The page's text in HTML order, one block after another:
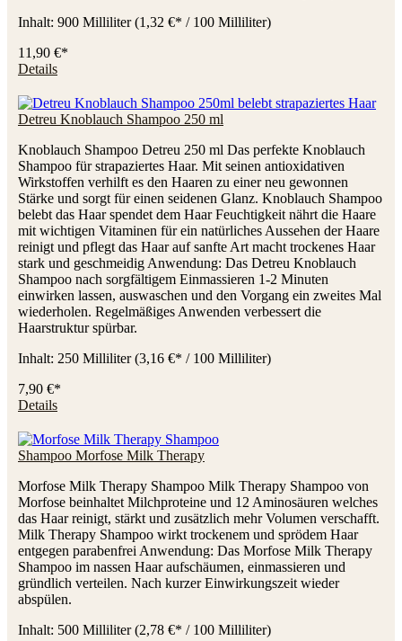
Inhalt: 900 Milliliter(1,32 €* / 100 Milliliter)
11,90 €*
Details
Detreu Knoblauch Shampoo 250 ml
Knoblauch Shampoo Detreu 250 ml Das perfekte Knoblauch
Shampoo für strapaziertes Haar. Mit seinen antioxidativen
Wirkstoffen verhilft es den Haaren zu einer neu gewonnen
Stärke und sorgt für einen seidenen Glanz. Knoblauch Shampoo
belebt das Haar spendet dem Haar Feuchtigkeit nährt die Haare
mit wichtigen Vitaminen für ein natürliches Aussehen der Haare
reinigt und pflegt das Haar auf sanfte Art macht trockenes Haar
stark und geschmeidig Anwendung: Das Detreu Knoblauch
Shampoo nach sorgfältigem Einmassieren 1-2 Minuten
einwirken lassen, auswaschen und den Vorgang ein zweites Mal
wiederholen. Regelmäßiges Anwenden verbessert die
Haarstruktur spürbar.
Inhalt: 250 Milliliter(3,16 €* / 100 Milliliter)
7,90 €*
Details
Shampoo Morfose Milk Therapy
Morfose Milk Therapy Shampoo Milk Therapy Shampoo von
Morfose beinhaltet Milchproteine und 12 Aminosäuren welches
das Haar reinigt, stärkt und zusätzlich mehr Volumen verschafft.
Milk Therapy Shampoo wirkt trockenem und sprödem Haar
entgegen parabenfrei Anwendung: Das Morfose Milk Therapy
Shampoo im nassen Haar aufschäumen, einmassieren und
gründlich verteilen. Nach kurzer Einwirkungszeit wieder
abspülen.
Inhalt: 500 Milliliter(2,78 €* / 100 Milliliter)